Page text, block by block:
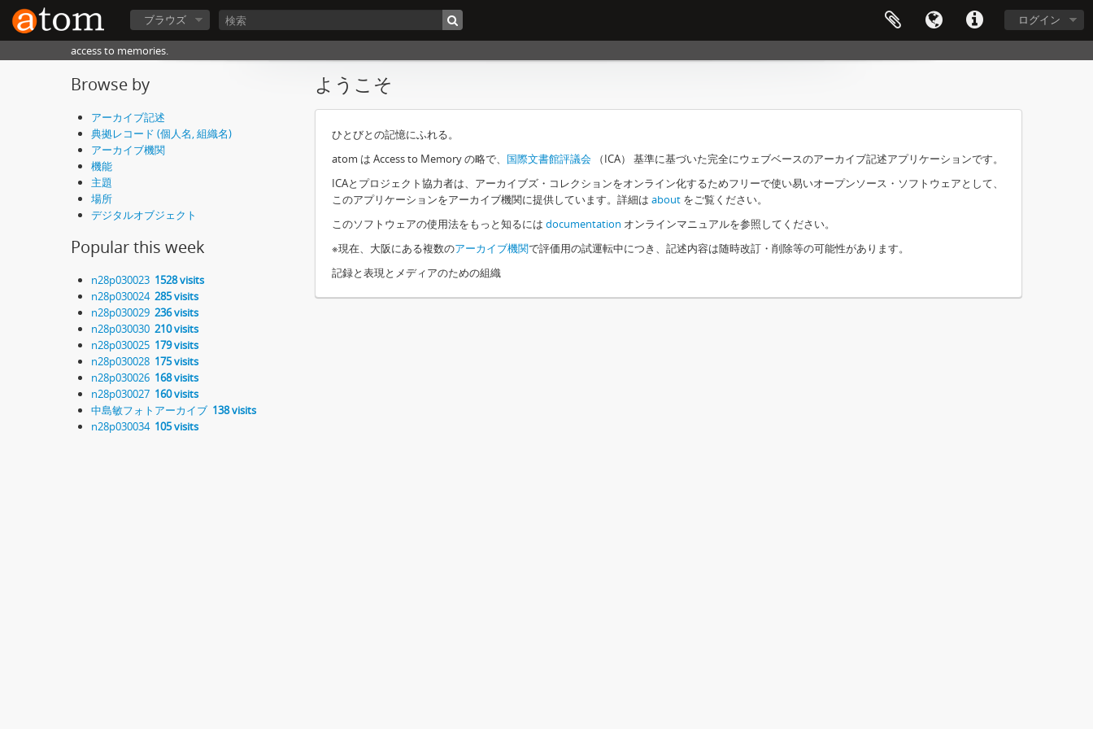
ログイン
ブラウズ
access to memories.
Browse by
アーカイブ記述
典拠レコード (個人名, 組織名)
アーカイブ機関
機能
主題
場所
デジタルオブジェクト
Popular this week
n28p030023 1528 visits
n28p030024285 visits
n28p030029 236 visits
n28p030030 210 visits
n28p030025 179 visits
n28p030028 175 visits
n28p030026 168 visits
n28p030027 160 visits
中島敏フォトアーカイブ 138 visits
n28p030034105 visits
ようこそ
ひとびとの記憶にふれる。
atom は Access to Memory の略で、 国際文書館評議会 （ICA） 基準に基づいた完全にウェブベースのアーカイブ記述アプリケーションです。
ICAとプロジェクト協力者は、アーカイブズ・コレクションをオンライン化するためフリーで使い易いオープンソース・ソフトウェアとして、
このアプリケーションをアーカイブ機関に提供しています。詳細は about をご覧ください。
このソフトウェアの使用法をもっと知るには documentation オンラインマニュアルを参照してください。
※現在、大阪にある複数のアーカイブ機関で評価用の試運転中につき、記述内容は随時改訂・削除等の可能性があります。
記録と表現とメディアのための組織